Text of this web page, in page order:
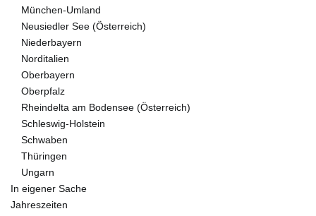
München-Umland
Neusiedler See (Österreich)
Niederbayern
Norditalien
Oberbayern
Oberpfalz
Rheindelta am Bodensee (Österreich)
Schleswig-Holstein
Schwaben
Thüringen
Ungarn
In eigener Sache
Jahreszeiten